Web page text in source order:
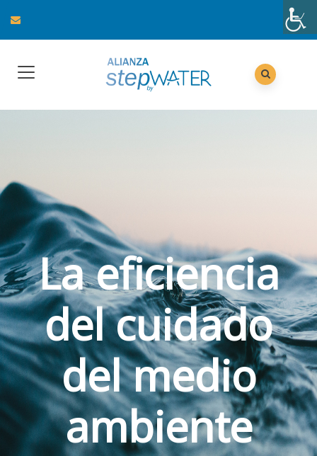
La eficiencia
del cuidado
del medio
ambiente